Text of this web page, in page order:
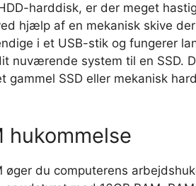
harddisk, er der meget
hjælp af en mekanisk skive
i et USB-stik og fungerer
nuværende system til en SSD.
gammel SSD eller mekanisk
hukommelse
øger du computerens